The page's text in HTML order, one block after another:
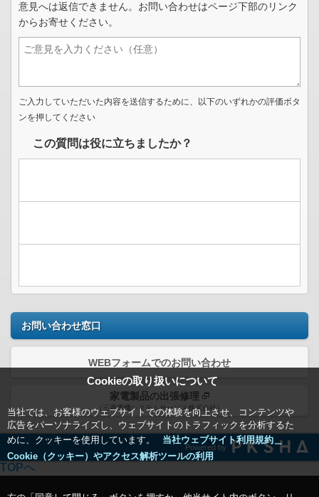
Cookieの取り扱いについて
当社では、お客様のウェブサイトでの体験を向上させ、コンテンツや
広告をパーソナライズし、ウェブサイトのトラフィックを分析するた
めに、クッキーを使用しています。
当社ウェブサイト利用規約＿
Cookie（クッキー）やアクセス解析ツールの利用
意見へは返信できません。お問い合わせはページ下部のリンク
からお寄せください。
ご入力していただいた内容を送信するために、以下のいずれかの評価ボタ
ンを押してください
この質問は役に立ちましたか？
お問い合わせ窓口
WEBフォームでのお問い合わせ
家電製品の出張修理
（三菱電機システムサービス株式会社）
Powered by
TOPへ